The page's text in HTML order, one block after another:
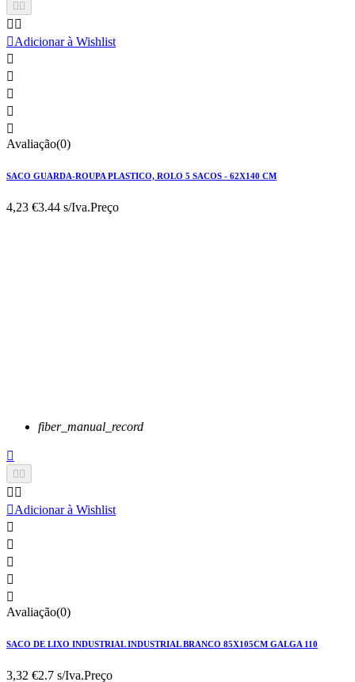
 
 
Adicionar à Wishlist





Avaliação(0)
SACO GUARDA-ROUPA PLASTICO, ROLO 5 SACOS - 62X140 CM
4,23 €3.44 s/Iva.Preço
fiber_manual_record

 
 
Adicionar à Wishlist





Avaliação(0)
SACO DE LIXO INDUSTRIAL INDUSTRIAL BRANCO 85X105CM GALGA 110
3,32 €2.7 s/Iva.Preço